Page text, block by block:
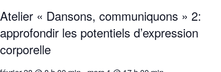
Atelier « Dansons, communiquons » 2:
approfondir les potentiels d’expression
corporelle